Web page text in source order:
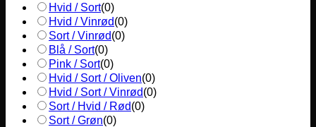
Hvid / Sort(0)
Hvid / Vinrød(0)
Sort / Vinrød(0)
Blå / Sort(0)
Pink / Sort(0)
Hvid / Sort / Oliven(0)
Hvid / Sort / Vinrød(0)
Sort / Hvid / Rød(0)
Sort / Grøn(0)